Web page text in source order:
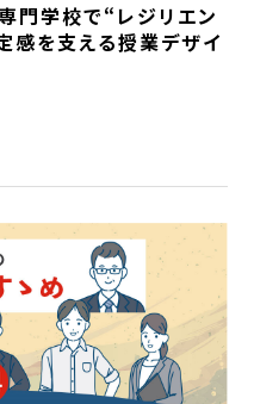
門学校で“レジリエン
を支える授業デザイ